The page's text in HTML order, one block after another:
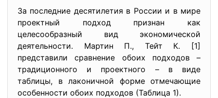
За последние десятилетия в России и в мире
проектный подход признан как
целесообразный вид экономической
деятельности. Мартин П., Тейт К. [1]
представили сравнение обоих подходов –
традиционного и проектного – в виде
таблицы, в лаконичной форме отмечающие
особенности обоих подходов (Таблица 1).